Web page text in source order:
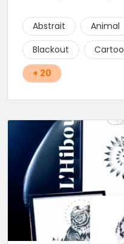
Abstrait Animal
Blackout
+ 20